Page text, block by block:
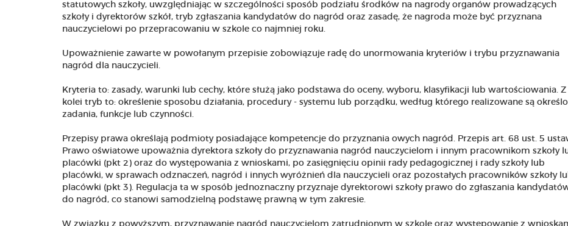
statutowych szkoły, uwzględniając w szczególności sposób podziału środków na nagrody organów prowadzących
szkoły i dyrektorów szkół, tryb zgłaszania kandydatów do nagród oraz zasadę, że nagroda może być przyznana
nauczycielowi po przepracowaniu w szkole co najmniej roku.
Upoważnienie zawarte w powołanym przepisie zobowiązuje radę do unormowania kryteriów i trybu przyznawania
nagród dla nauczycieli.
Kryteria to: zasady, warunki lub cechy, które służą jako podstawa do oceny, wyboru, klasyfikacji lub wartościowania. Z
kolei tryb to: określenie sposobu działania, procedury - systemu lub porządku, według którego realizowane są
zadania, funkcje lub czynności.
Przepisy prawa określają podmioty posiadające kompetencje do przyznania owych nagród. Przepis art. 68 ust. 5
Prawo oświatowe upoważnia dyrektora szkoły do przyznawania nagród nauczycielom i innym pracownikom szkoły
placówki (pkt 2) oraz do występowania z wnioskami, po zasięgnięciu opinii rady pedagogicznej i rady szkoły lub
placówki, w sprawach odznaczeń, nagród i innych wyróżnień dla nauczycieli oraz pozostałych pracowników szkoły
placówki (pkt 3). Regulacja ta w sposób jednoznaczny przyznaje dyrektorowi szkoły prawo do zgłaszania
do nagród, co stanowi samodzielną podstawę prawną w tym zakresie.
W związku z powyższym, przyznawanie nagród nauczycielom zatrudnionym w szkole oraz występowanie z